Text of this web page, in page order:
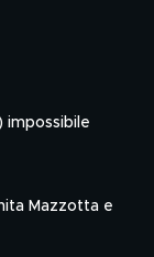
impossibile
Mazzotta e